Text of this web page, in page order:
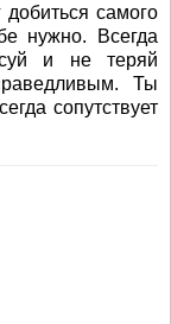
самого
нужно. Всегда
и не теряй
Ты
сопутствует